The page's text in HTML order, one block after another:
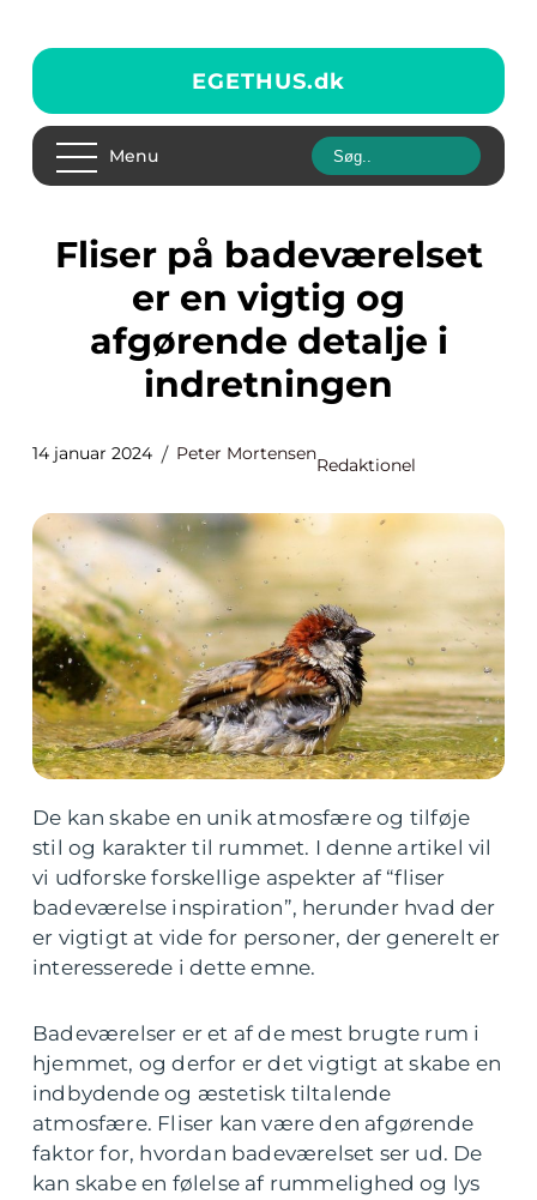
EGETHUS.dk
Menu
Fliser på badeværelset
er en vigtig og
afgørende detalje i
indretningen
14 januar 2024 Peter Mortensen
Redaktionel
De kan skabe en unik atmosfære og tilføje
stil og karakter til rummet. I denne artikel vil
vi udforske forskellige aspekter af “fliser
badeværelse inspiration”, herunder hvad der
er vigtigt at vide for personer, der generelt er
interesserede i dette emne.
Badeværelser er et af de mest brugte rum i
hjemmet, og derfor er det vigtigt at skabe en
indbydende og æstetisk tiltalende
atmosfære. Fliser kan være den afgørende
faktor for, hvordan badeværelset ser ud. De
kan skabe en følelse af rummelighed og lys